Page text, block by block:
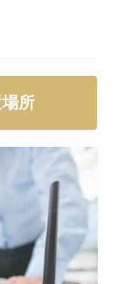
ポートがある
るかも確認し
ば、初期設定も